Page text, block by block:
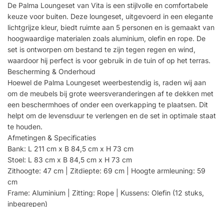
De Palma Loungeset van Vita is een stijlvolle en comfortabele
keuze voor buiten. Deze loungeset, uitgevoerd in een elegante
lichtgrijze kleur, biedt ruimte aan 5 personen en is gemaakt van
hoogwaardige materialen zoals aluminium, olefin en rope. De
set is ontworpen om bestand te zijn tegen regen en wind,
waardoor hij perfect is voor gebruik in de tuin of op het terras.
Bescherming & Onderhoud
Hoewel de Palma Loungeset weerbestendig is, raden wij aan
om de meubels bij grote weersveranderingen af te dekken met
een beschermhoes of onder een overkapping te plaatsen. Dit
helpt om de levensduur te verlengen en de set in optimale staat
te houden.
Afmetingen & Specificaties
Bank: L 211 cm x B 84,5 cm x H 73 cm
Stoel: L 83 cm x B 84,5 cm x H 73 cm
Zithoogte: 47 cm | Zitdiepte: 69 cm | Hoogte armleuning: 59
cm
Frame: Aluminium | Zitting: Rope | Kussens: Olefin (12 stuks,
inbegrepen)